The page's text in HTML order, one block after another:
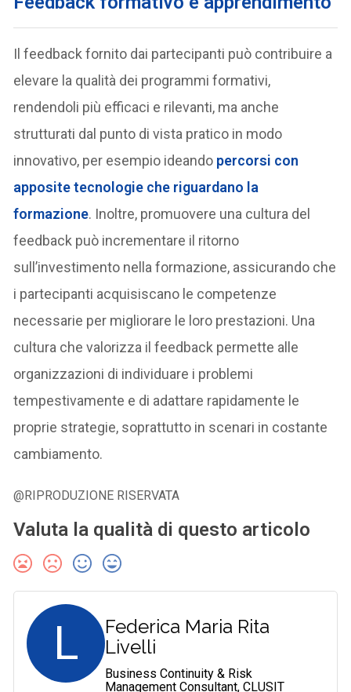
Il feedback fornito dai partecipanti può contribuire a
elevare la qualità dei programmi formativi,
rendendoli più efficaci e rilevanti, ma anche
strutturati dal punto di vista pratico in modo
innovativo, per esempio ideando percorsi con
apposite tecnologie che riguardano la
formazione. Inoltre, promuovere una cultura del
feedback può incrementare il ritorno
sull’investimento nella formazione, assicurando che
i partecipanti acquisiscano le competenze
necessarie per migliorare le loro prestazioni. Una
cultura che valorizza il feedback permette alle
organizzazioni di individuare i problemi
tempestivamente e di adattare rapidamente le
proprie strategie, soprattutto in scenari in costante
cambiamento.
@RIPRODUZIONE RISERVATA
Valuta la qualità di questo articolo
L
Federica Maria Rita
Livelli
Business Continuity & Risk
Management Consultant, CLUSIT